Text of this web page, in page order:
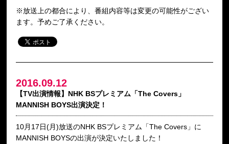
※放送上の都合により、番組内容等は変更の可能性がござい
ます。予めご了承ください。
2016.09.12
【TV出演情報】NHK BSプレミアム「The Covers」
MANNISH BOYS出演決定！
10月17日(月)放送のNHK BSプレミアム「The Covers」に
MANNISH BOYSの出演が決定いたしました！